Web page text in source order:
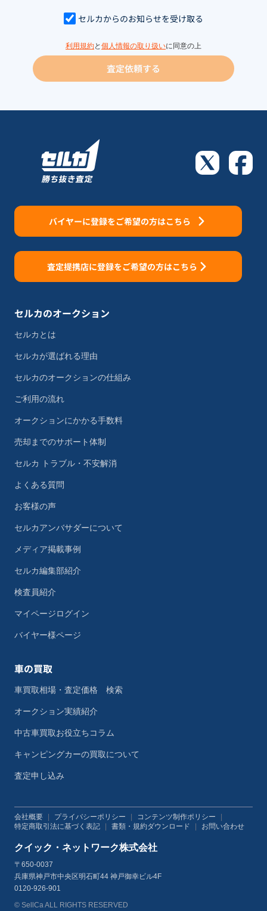
セルカからのお知らせを受け取る
利用規約と 個人情報の取り扱いに同意の上
査定依頼する
バイヤーに登録をご希望の方はこちら
査定提携店に登録をご希望の方はこちら
セルカのオークション
セルカとは
セルカが選ばれる理由
セルカのオークションの仕組み
ご利用の流れ
オークションにかかる手数料
売却までのサポート体制
セルカ トラブル・不安解消
よくある質問
お客様の声
セルカアンバサダーについて
メディア掲載事例
セルカ編集部紹介
検査員紹介
マイページログイン
バイヤー様ページ
車の買取
車買取相場・査定価格 検索
オークション実績紹介
中古車買取お役立ちコラム
キャンピングカーの買取について
査定申し込み
会社概要 プライバシーポリシー コンテンツ制作ポリシー
特定商取引法に基づく表記
書類・規約ダウンロード お問い合わせ
クイック・ネットワーク株式会社
〒650-0037
兵庫県神戸市中央区明石町44 神戸御幸ビル4F
0120-926-901
© SellCa ALL RIGHTS RESERVED